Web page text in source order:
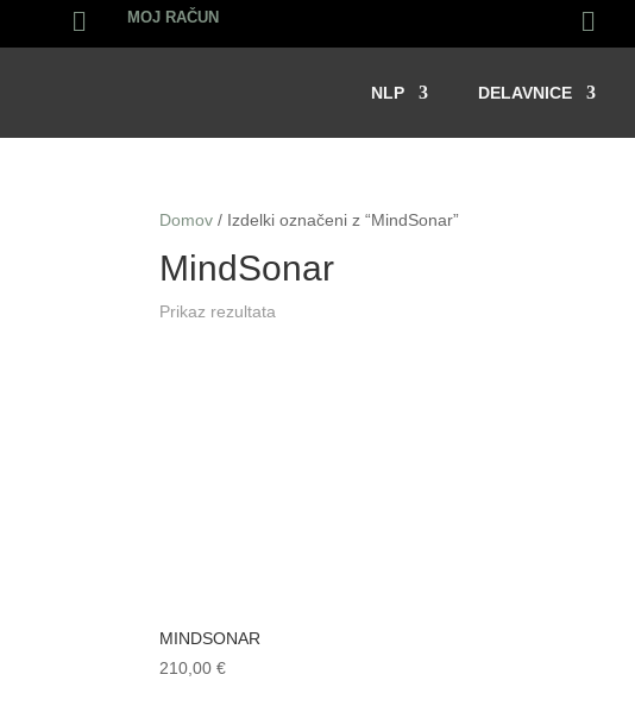
 MOJ RAČUN 
NLP DELAVNICE
Domov / Izdelki označeni z “MindSonar”
MindSonar
Prikaz rezultata
MINDSONAR
210,00€